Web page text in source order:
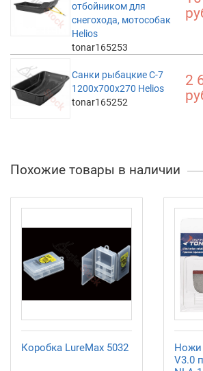
отбойником для
снегохода, мотособак
Helios
tonar165253
Санки рыбацкие С-7
1200х700х270 Helios
tonar165252
2
Похожие товары в наличии
Коробка LureMax 5032
Ножи
V3.0